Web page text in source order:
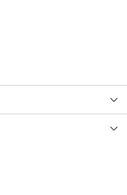
1000369363